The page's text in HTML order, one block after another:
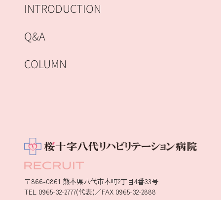
INTRODUCTION
Q&A
COLUMN
〒866-0861 熊本県八代市本町2丁目4番33号
TEL 0965-32-2777(代表)／FAX 0965-32-2888